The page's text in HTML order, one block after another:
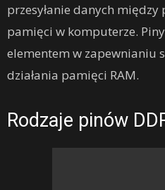
przesyłanie danych
pamięci w komputerze.
elementem w zapewnianiu
działania pamięci RAM.
Rodzaje pinów